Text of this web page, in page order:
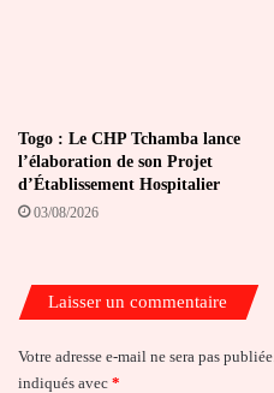
Togo : Le CHP Tchamba lance
l’élaboration de son Projet
d’Établissement Hospitalier
03/08/2026
Laisser un commentaire
Votre adresse e-mail ne sera pas publiée.
indiqués avec *